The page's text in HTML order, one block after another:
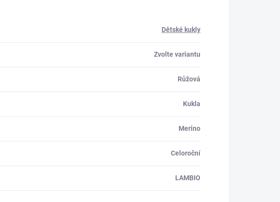
Dětské kukly
Zvolte variantu
Růžová
Kukla
Merino
Celoroční
LAMBIO